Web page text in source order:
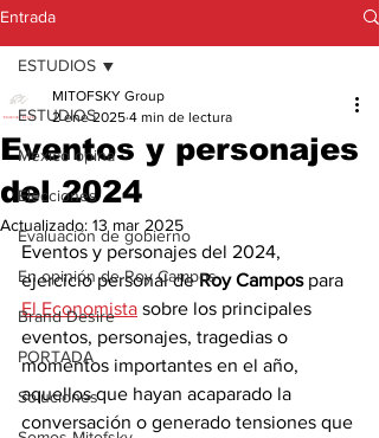
Entrada
ESTUDIOS
México opina
Elecciones
Evaluación de gobierno
En opinión de Roy Campos
Brand Desire
PORTADA
Soluciones
ESTUDIOS
Eventos y personajes
del 2024
MITOFSKY Group
2 ene 2025 4 min de lectura
Actualizado: 13 mar 2025
Eventos y personajes del 2024,
ejercicio personal de Roy Campos para
El Economista sobre los principales
eventos, personajes, tragedias o
momentos importantes en el año,
aquellos que hayan acaparado la
conversación o generado tensiones que